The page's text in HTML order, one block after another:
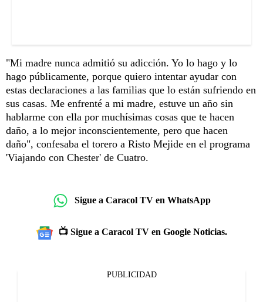
"Mi madre nunca admitió su adicción. Yo lo hago y lo
hago públicamente, porque quiero intentar ayudar con
estas declaraciones a las familias que lo están sufriendo en
sus casas. Me enfrenté a mi madre, estuve un año sin
hablarme con ella por muchísimas cosas que te hacen
daño, a lo mejor inconscientemente, pero que hacen
daño", confesaba el torero a Risto Mejide en el programa
'Viajando con Chester' de Cuatro.
Sigue a Caracol TV en WhatsApp
📺 Sigue a Caracol TV en Google Noticias.
PUBLICIDAD